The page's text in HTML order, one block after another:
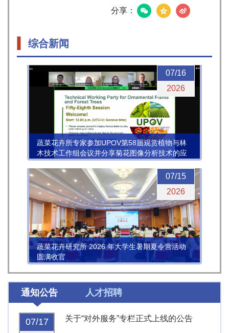
分享：
综合新闻
07/16
2026
蔬菜花卉所专家参加UPOV第58届观赏植物与林
木技术工作组会议并分享菊花图像分析技术的应
用进展
07/15
2026
蔬菜花卉研究所 2026 年大学生暑期夏令营活动
圆满收官
通知公告 人才招聘
07/17
关于“对外服务”专栏正式上线的公告